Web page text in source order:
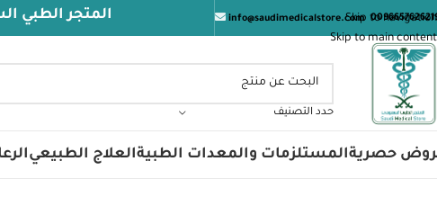
Skip to navigation
Skip to main content
info@saudimedicalstore.com المتجر الطبي السعودي
حدد التصنيف
حصريةالمستلزمات والمعدات الطبيةالعلاج الطبيعي